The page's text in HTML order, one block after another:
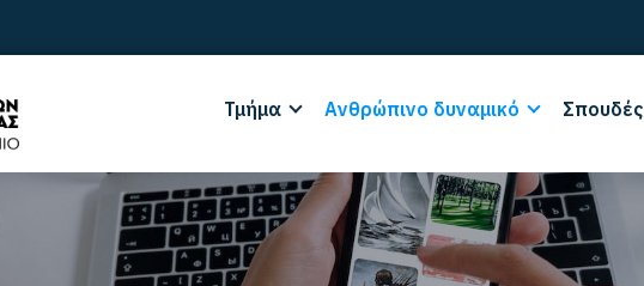
Τμήμα Ανθρώπινο δυναμικό Σπουδές